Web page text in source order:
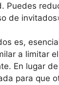
Puedes
de
es,
a limitar
En lugar
para que